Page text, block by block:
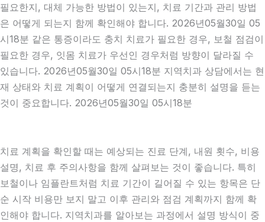
필요한지, 대체 가능한 방법이 있는지, 치료 기간과 관리 방법
은 어떻게 되는지 함께 확인해야 합니다. 2026년05월30일 05
시18분 같은 통증이라도 충치 치료가 필요한 경우, 보철 점검이
필요한 경우, 잇몸 치료가 우선인 경우처럼 방향이 달라질 수
있습니다. 2026년05월30일 05시18분 지역치과 상담에서는 현
재 상태와 치료 계획이 어떻게 연결되는지 충분히 설명을 듣는
것이 중요합니다. 2026년05월30일 05시18분
치료 계획을 확인할 때는 예상되는 진료 단계, 내원 횟수, 비용
설명, 치료 후 주의사항을 함께 살펴보는 것이 좋습니다. 특히
보철이나 임플란트처럼 치료 기간이 길어질 수 있는 항목은 단
순 시작 비용만 보지 말고 이후 관리와 점검 계획까지 함께 확
인해야 합니다. 지역치과를 알아보는 과정에서 설명 방식이 중